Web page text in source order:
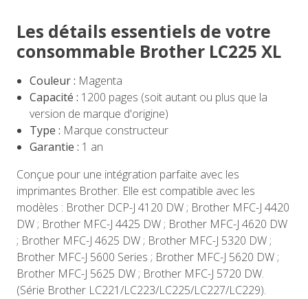
Les détails essentiels de votre
consommable Brother LC225 XL
Couleur : Magenta
Capacité : 1200 pages (soit autant ou plus que la
version de marque d'origine)
Type : Marque constructeur
Garantie : 1 an
Conçue pour une intégration parfaite avec les
imprimantes Brother. Elle est compatible avec les
modèles : Brother DCP-J 4120 DW ; Brother MFC-J 4420
DW ; Brother MFC-J 4425 DW ; Brother MFC-J 4620 DW
; Brother MFC-J 4625 DW ; Brother MFC-J 5320 DW ;
Brother MFC-J 5600 Series ; Brother MFC-J 5620 DW ;
Brother MFC-J 5625 DW ; Brother MFC-J 5720 DW.
(Série Brother LC221/LC223/LC225/LC227/LC229).